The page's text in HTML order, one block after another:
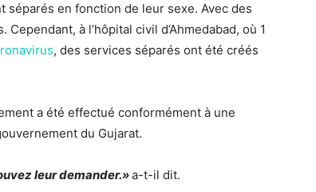
séparés en fonction de leur sexe. Avec des
à l’hôpital civil d’Ahmedabad, où 1
, des services séparés ont été créés
a été effectué conformément à une
du Gujarat.
leur demander.»a-t-il dit.